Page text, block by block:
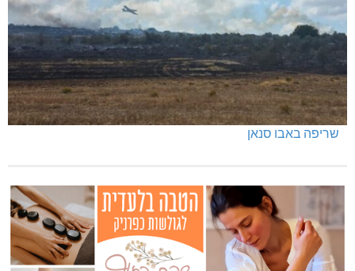
שריפה באבו סנאן